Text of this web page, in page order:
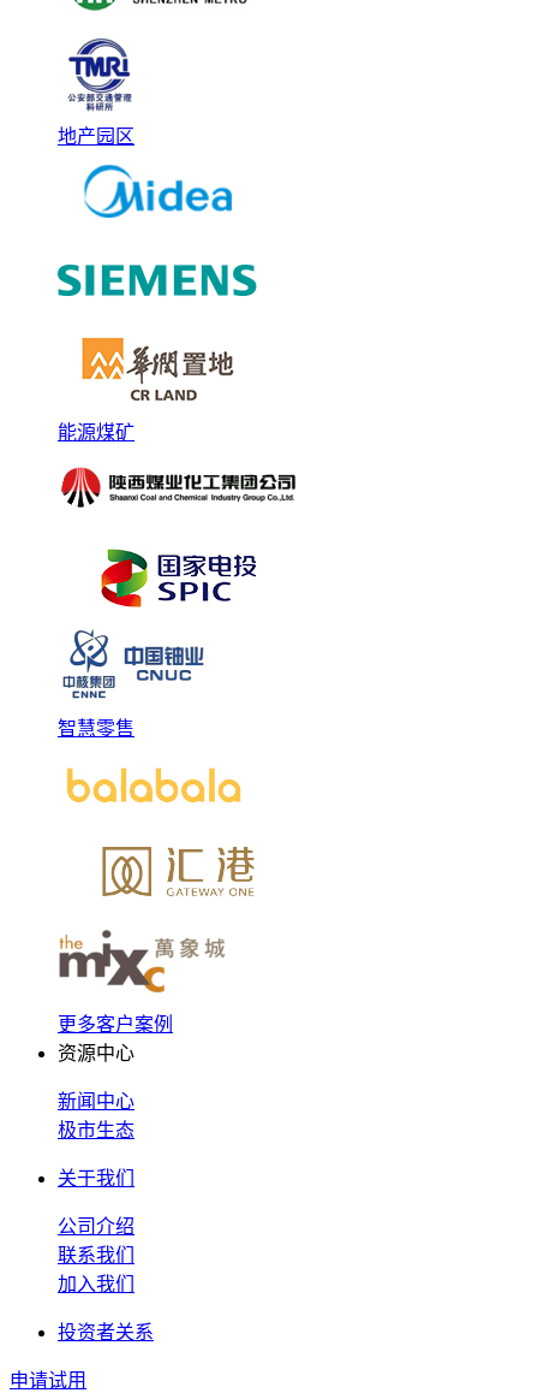
地产园区
能源煤矿
智慧零售
更多客户案例
资源中心
新闻中心
极市生态
关于我们
公司介绍
联系我们
加入我们
投资者关系
申请试用